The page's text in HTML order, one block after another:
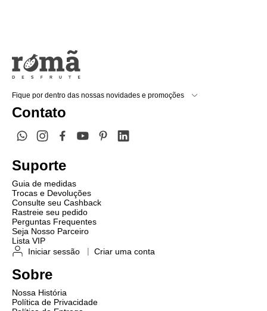
Fique por dentro das nossas novidades e promoções
Contato
Suporte
Guia de medidas
Trocas e Devoluções
Consulte seu Cashback
Rastreie seu pedido
Perguntas Frequentes
Seja Nosso Parceiro
Lista VIP
Iniciar sessão
Criar uma conta
Sobre
Nossa História
Política de Privacidade